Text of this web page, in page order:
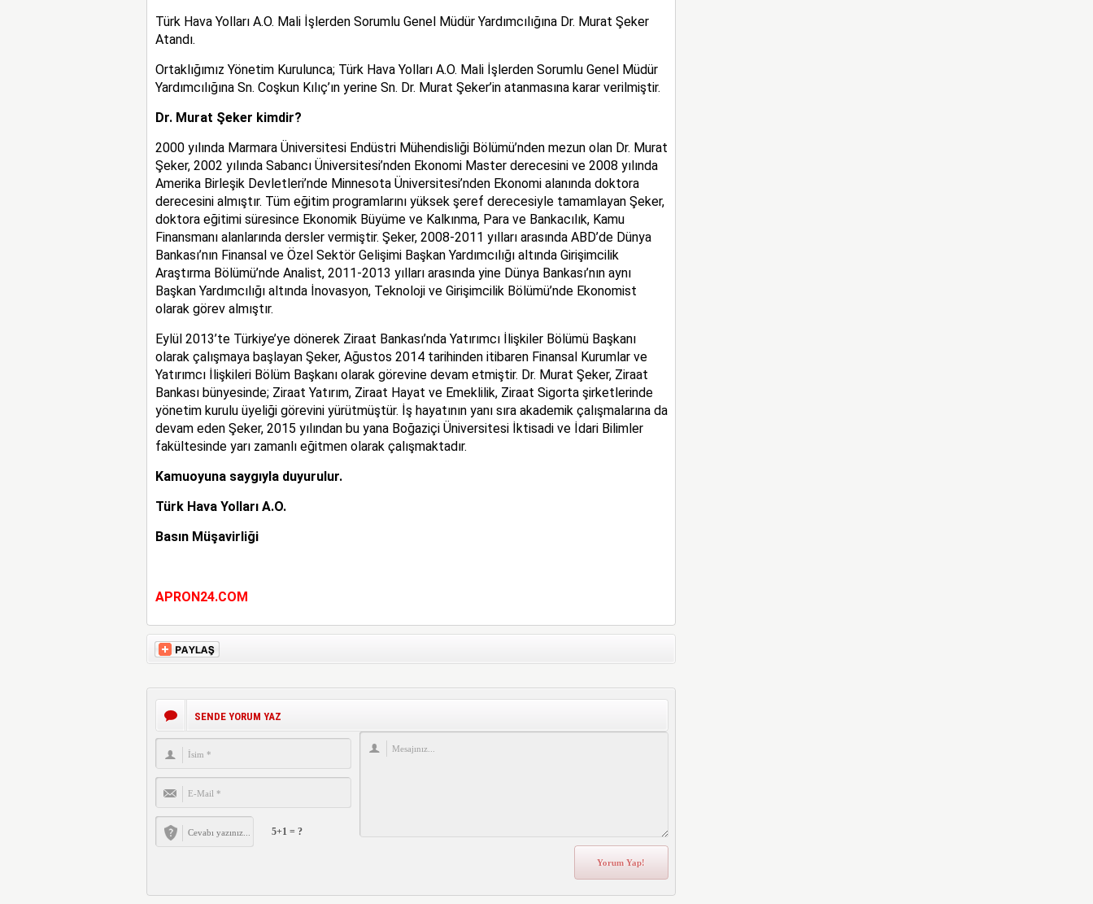
Türk Hava Yolları A.O. Mali İşlerden Sorumlu Genel Müdür Yardımcılığına Dr. Murat Şeker
Atandı.
Ortaklığımız Yönetim Kurulunca; Türk Hava Yolları A.O. Mali İşlerden Sorumlu Genel Müdür
Yardımcılığına Sn. Coşkun Kılıç’ın yerine Sn. Dr. Murat Şeker’in atanmasına karar verilmiştir.
Dr. Murat Şeker kimdir?
2000 yılında Marmara Üniversitesi Endüstri Mühendisliği Bölümü’nden mezun olan Dr. Murat
Şeker, 2002 yılında Sabancı Üniversitesi’nden Ekonomi Master derecesini ve 2008 yılında
Amerika Birleşik Devletleri’nde Minnesota Üniversitesi’nden Ekonomi alanında doktora
derecesini almıştır. Tüm eğitim programlarını yüksek şeref derecesiyle tamamlayan Şeker,
doktora eğitimi süresince Ekonomik Büyüme ve Kalkınma, Para ve Bankacılık, Kamu
Finansmanı alanlarında dersler vermiştir. Şeker, 2008-2011 yılları arasında ABD’de Dünya
Bankası’nın Finansal ve Özel Sektör Gelişimi Başkan Yardımcılığı altında Girişimcilik
Araştırma Bölümü’nde Analist, 2011-2013 yılları arasında yine Dünya Bankası’nın aynı
Başkan Yardımcılığı altında İnovasyon, Teknoloji ve Girişimcilik Bölümü’nde Ekonomist
olarak görev almıştır.
Eylül 2013’te Türkiye’ye dönerek Ziraat Bankası’nda Yatırımcı İlişkiler Bölümü Başkanı
olarak çalışmaya başlayan Şeker, Ağustos 2014 tarihinden itibaren Finansal Kurumlar ve
Yatırımcı İlişkileri Bölüm Başkanı olarak görevine devam etmiştir. Dr. Murat Şeker, Ziraat
Bankası bünyesinde; Ziraat Yatırım, Ziraat Hayat ve Emeklilik, Ziraat Sigorta şirketlerinde
yönetim kurulu üyeliği görevini yürütmüştür. İş hayatının yanı sıra akademik çalışmalarına da
devam eden Şeker, 2015 yılından bu yana Boğaziçi Üniversitesi İktisadi ve İdari Bilimler
fakültesinde yarı zamanlı eğitmen olarak çalışmaktadır.
Kamuoyuna saygıyla duyurulur.
Türk Hava Yolları A.O.
Basın Müşavirliği
APRON24.COM
SENDE YORUM YAZ
5+1 = ?